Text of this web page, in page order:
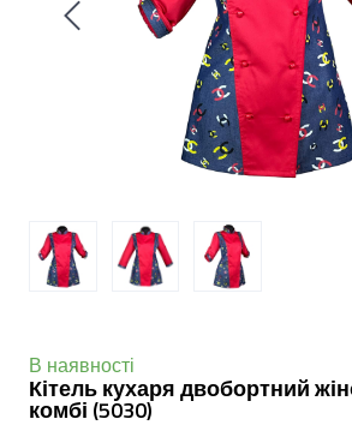
В наявності
Кітель кухаря двобортний
комбі (5030)